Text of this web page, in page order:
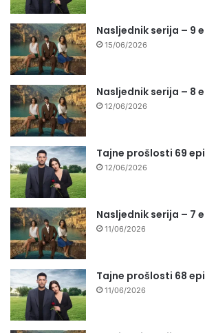
Nasljednik serija – 9
15/06/2026
Nasljednik serija – 8
12/06/2026
Tajne prošlosti 69
12/06/2026
Nasljednik serija – 7
11/06/2026
Tajne prošlosti 68
11/06/2026